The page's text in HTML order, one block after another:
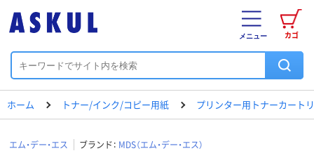
カゴ
メニュー
ホーム トナー/インク/コピー用紙 プリンター用トナーカート
エム・デー・エス ブランド： MDS（エム・デー・エス）